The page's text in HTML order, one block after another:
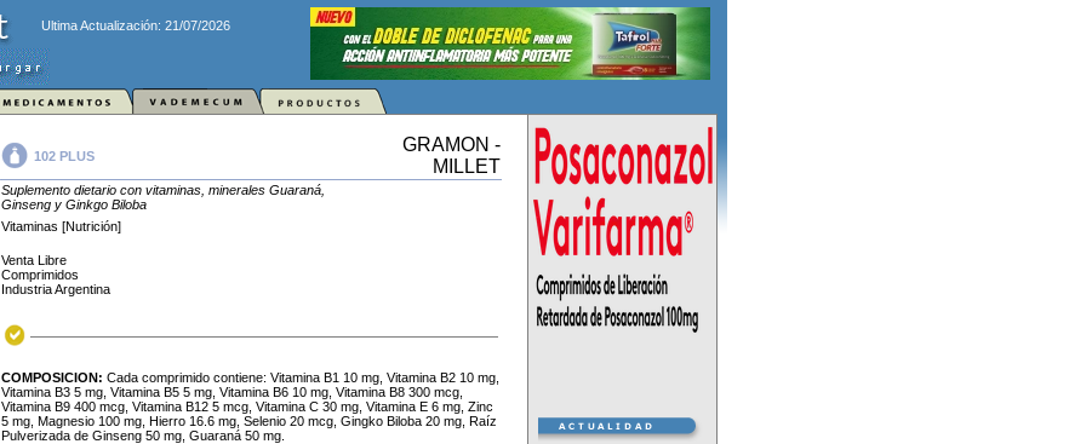
Ultima Actualización: 21/07/2026
102 PLUS
GRAMON -
MILLET
Suplemento dietario con vitaminas, minerales Guaraná,
Ginseng y Ginkgo Biloba
Vitaminas [Nutrición]
Venta Libre
Comprimidos
Industria Argentina
COMPOSICION: Cada comprimido contiene: Vitamina B1 10 mg, Vitamina B2 10 mg,
Vitamina B3 5 mg, Vitamina B5 5 mg, Vitamina B6 10 mg, Vitamina B8 300 mcg,
Vitamina B9 400 mcg, Vitamina B12 5 mcg, Vitamina C 30 mg, Vitamina E 6 mg, Zinc
5 mg, Magnesio 100 mg, Hierro 16.6 mg, Selenio 20 mcg, Gingko Biloba 20 mg, Raíz
Pulverizada de Ginseng 50 mg, Guaraná 50 mg.